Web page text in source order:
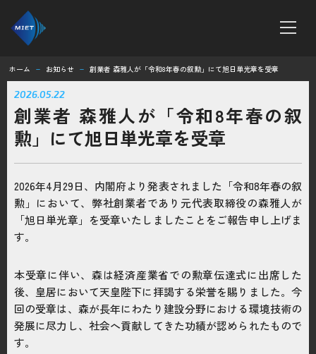
ホーム remove お知らせ remove 創業者 森雅人が「令和8年春の叙勲」にて旭日単光章を受章
2026.05.22
創業者 森雅人が「令和8年春の叙
勲」にて旭日単光章を受章
2026年4月29日、内閣府より発表されました「令和8年春の叙
勲」において、弊社創業者であり元代表取締役の森雅人が
「旭日単光章」を受章いたしましたことをご報告申し上げま
す。
本受章に伴い、森は経済産業省での勲章伝達式に出席した
後、皇居において天皇陛下に拝謁する栄誉を賜りました。今
回の受章は、森が長年にわたり建設分野における環境技術の
発展に尽力し、社会へ貢献してきた功績が認められたもので
す。
ホーム
MTシリーズ
企業情報
求人情報
お知らせ
お問い合わせはこちら